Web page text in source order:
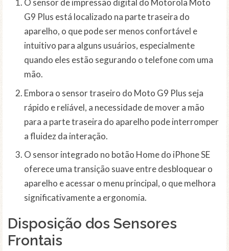
O sensor de impressão digital do Motorola Moto
G9 Plus está localizado na parte traseira do
aparelho, o que pode ser menos confortável e
intuitivo para alguns usuários, especialmente
quando eles estão segurando o telefone com uma
mão.
Embora o sensor traseiro do Moto G9 Plus seja
rápido e reliável, a necessidade de mover a mão
para a parte traseira do aparelho pode interromper
a fluidez da interação.
O sensor integrado no botão Home do iPhone SE
oferece uma transição suave entre desbloquear o
aparelho e acessar o menu principal, o que melhora
significativamente a ergonomia.
Disposição dos Sensores
Frontais